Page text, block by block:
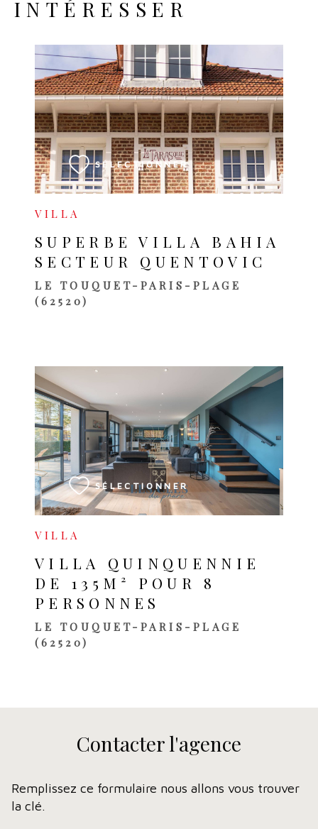
INTÉRESSER
VILLA
SUPERBE VILLA BAHIA
SECTEUR QUENTOVIC
LE TOUQUET-PARIS-PLAGE
(62520)
SÉLECTIONNER
VOIR LE BIEN
VILLA
VILLA QUINQUENNIE
DE 135M² POUR 8
PERSONNES
LE TOUQUET-PARIS-PLAGE
(62520)
SÉLECTIONNER
VOIR LE BIEN
Contacterl'agence
Remplissez ce formulaire nous allons vous trouver
la clé.